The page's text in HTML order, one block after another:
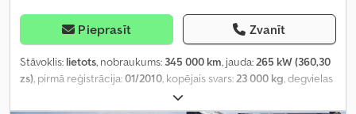
Pieprasīt Zvanīt
Stāvoklis: lietots, nobraukums: 345 000 km, jauda:265 kW (360,30
zs), pirmā reģistrācija:01/2010, kopējais svars:23 000 kg, degvielas
oranžs